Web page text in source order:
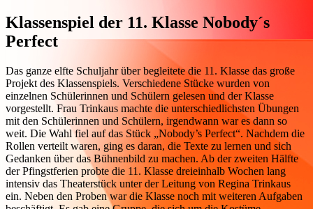
Klassenspiel der 11. Klasse Nobody´s
Perfect
Das ganze elfte Schuljahr über begleitete die 11. Klasse das große
Projekt des Klassenspiels. Verschiedene Stücke wurden von
einzelnen Schülerinnen und Schülern gelesen und der Klasse
vorgestellt. Frau Trinkaus machte die unterschiedlichsten Übungen
mit den Schülerinnen und Schülern, irgendwann war es dann so
weit. Die Wahl fiel auf das Stück „Nobody’s Perfect“. Nachdem die
Rollen verteilt waren, ging es daran, die Texte zu lernen und sich
Gedanken über das Bühnenbild zu machen. Ab der zweiten Hälfte
der Pfingstferien probte die 11. Klasse dreieinhalb Wochen lang
intensiv das Theaterstück unter der Leitung von Regina Trinkaus
ein. Neben den Proben war die Klasse noch mit weiteren Aufgaben